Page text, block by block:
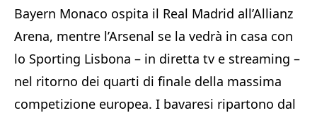
Bayern Monaco ospita il Real Madrid all’Allianz
Arena, mentre l’Arsenal se la vedrà in casa con
lo Sporting Lisbona – in diretta tv e streaming –
nel ritorno dei quarti di finale della massima
competizione europea. I bavaresi ripartono dal